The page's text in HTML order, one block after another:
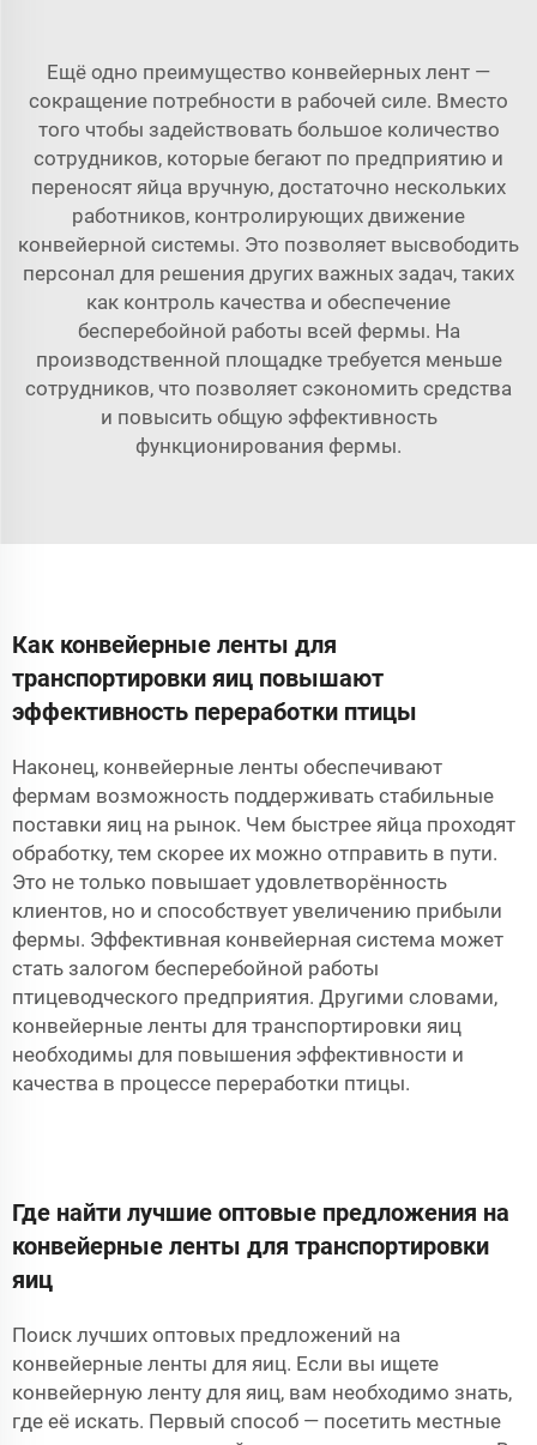
Ещё одно преимущество конвейерных лент —
сокращение потребности в рабочей силе. Вместо
того чтобы задействовать большое количество
сотрудников, которые бегают по предприятию и
переносят яйца вручную, достаточно нескольких
работников, контролирующих движение
конвейерной системы. Это позволяет высвободить
персонал для решения других важных задач, таких
как контроль качества и обеспечение
бесперебойной работы всей фермы. На
производственной площадке требуется меньше
сотрудников, что позволяет сэкономить средства
и повысить общую эффективность
функционирования фермы.
Как конвейерные ленты для
транспортировки яиц повышают
эффективность переработки птицы
Наконец, конвейерные ленты обеспечивают
фермам возможность поддерживать стабильные
поставки яиц на рынок. Чем быстрее яйца проходят
обработку, тем скорее их можно отправить в пути.
Это не только повышает удовлетворённость
клиентов, но и способствует увеличению прибыли
фермы. Эффективная конвейерная система может
стать залогом бесперебойной работы
птицеводческого предприятия. Другими словами,
конвейерные ленты для транспортировки яиц
необходимы для повышения эффективности и
качества в процессе переработки птицы.
Где найти лучшие оптовые предложения на
конвейерные ленты для транспортировки
яиц
Поиск лучших оптовых предложений на
конвейерные ленты для яиц. Если вы ищете
конвейерную ленту для яиц, вам необходимо знать,
где её искать. Первый способ — посетить местные